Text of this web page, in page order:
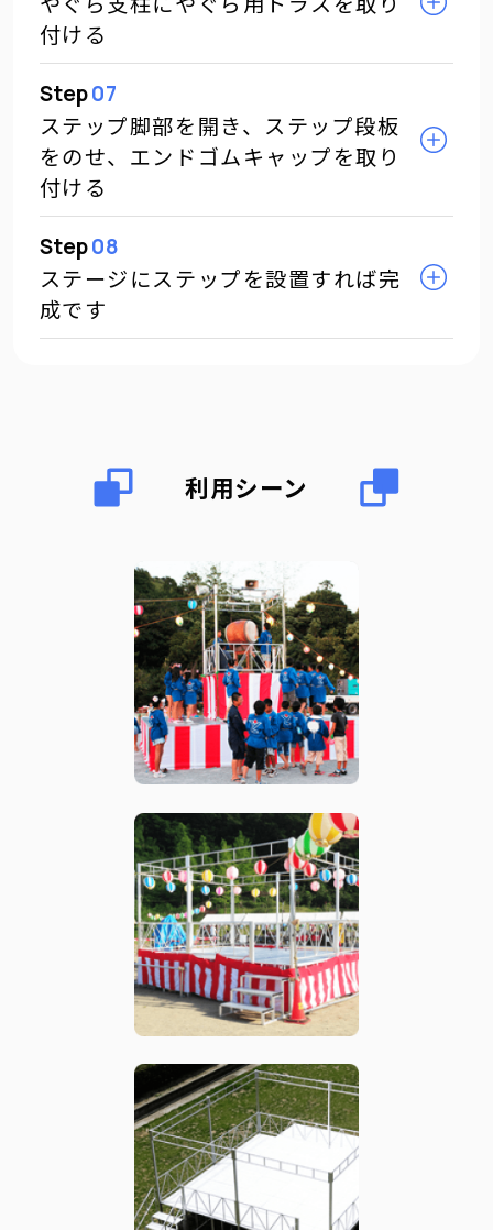
付ける
Step07
ステップ脚部を開き、ステップ段板
をのせ、エンドゴムキャップを取り
付ける
Step08
ステージにステップを設置すれば完
成です
利用シーン